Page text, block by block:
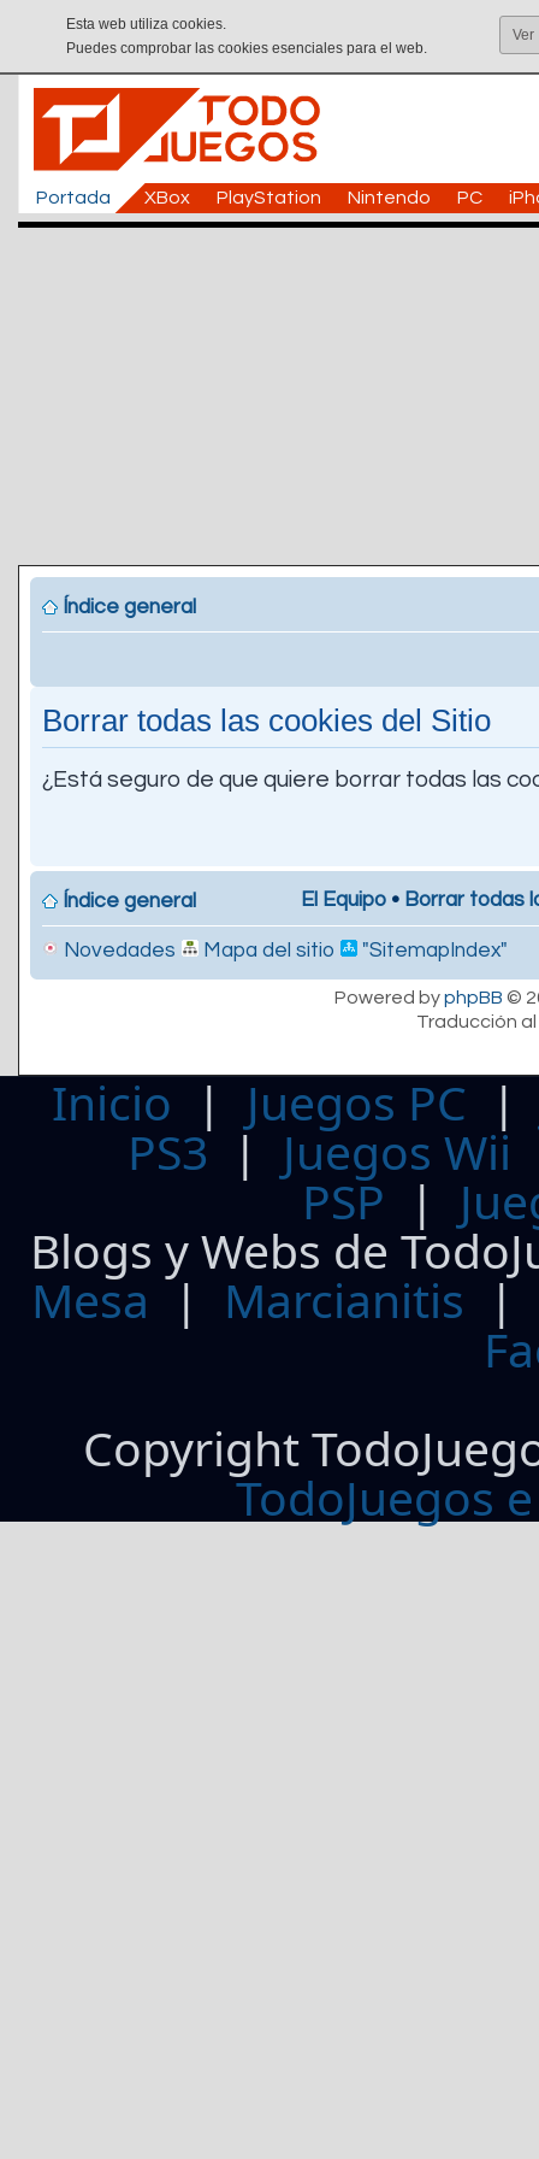
Esta web utiliza cookies.
Puedes comprobar las cookies esenciales para el web.
Ver
Portada XBox PlayStation Nintendo PC
Índice general
Borrar todas las cookies del Sitio
¿Está seguro de que quiere borrar todas las
Índice general El Equipo • Borrar todas
Novedades Mapa del sitio "SitemapIndex"
Powered byphpBB ©
Traducción
Inicio | Juegos PC
PS3| Juegos Wii
PSP |
Blogs y Webs de
Mesa | Marcianitis |
Copyright
TodoJuegos